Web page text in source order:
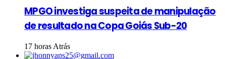
MPGO investiga suspeita de manipulação
de resultado na Copa Goiás Sub-20
17 horas Atrás